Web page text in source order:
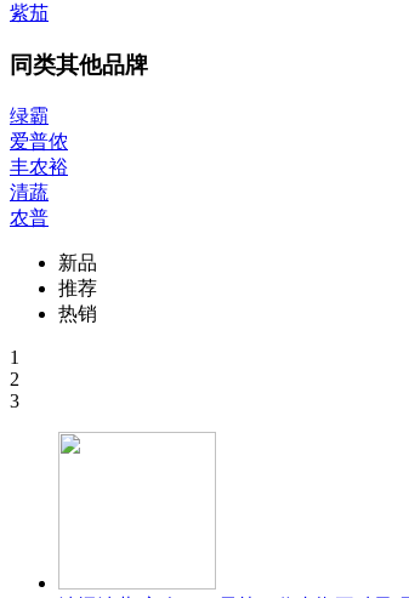
紫茄
同类其他品牌
绿霸
爱普侬
丰农裕
清蔬
农普
新品
推荐
热销
1
2
3